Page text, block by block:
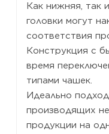
Как нижняя, так
головки могут
соответствия
Конструкция с
время
типами чашек.
Идеально
производящих
продукции на